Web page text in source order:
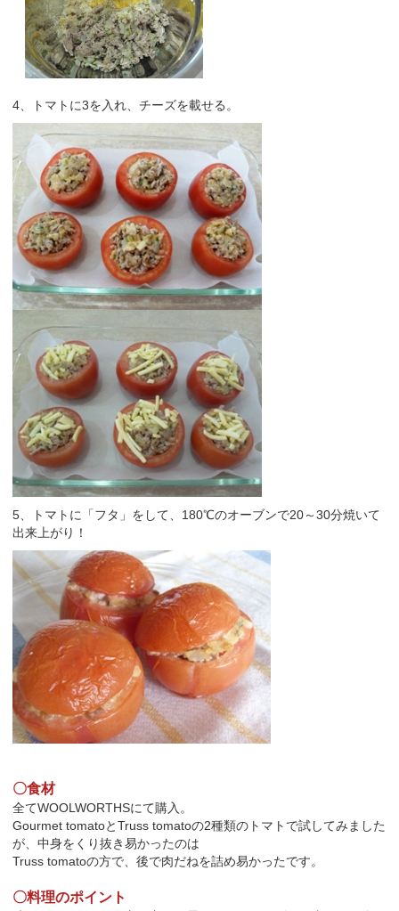
4、トマトに3を入れ、チーズを載せる。
5、トマトに「フタ」をして、180℃のオーブンで20～30分焼いて
出来上がり！
〇食材
全てWOOLWORTHSにて購入。
Gourmet tomatoとTruss tomatoの2種類のトマトで試してみました
が、中身をくり抜き易かったのは
Truss tomatoの方で、後で肉だねを詰め易かったです。
〇料理のポイント